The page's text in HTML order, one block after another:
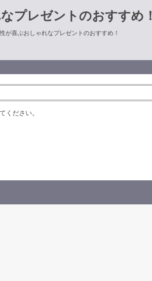
プレゼントのおすすめ！
が喜ぶおしゃれなプレゼントのおすすめ！
ください。